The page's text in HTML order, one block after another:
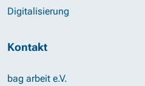
Digitalisierung
Kontakt
bag arbeit e.V.